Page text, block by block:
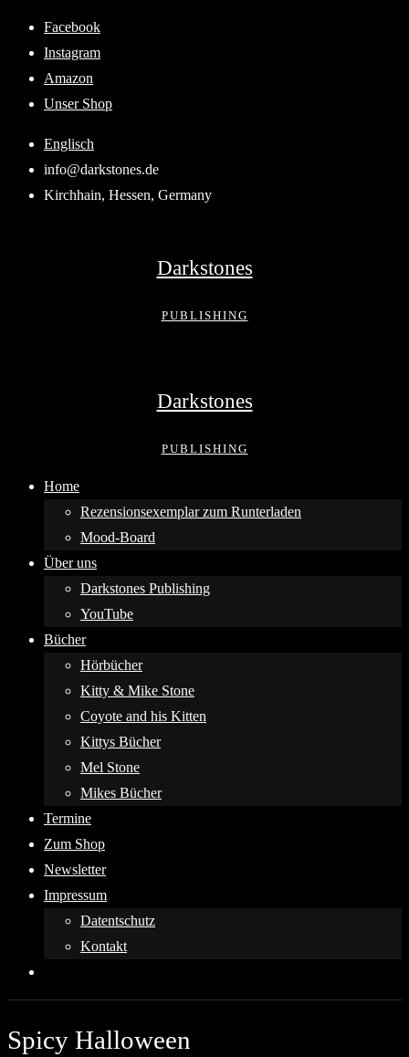
Skip
content
Facebook
Instagram
Amazon
Unser Shop
Englisch
info@darkstones.de
Kirchhain, Hessen, Germany
Darkstones
PUBLISHING
Darkstones
PUBLISHING
Home
Rezensionsexemplar zum Runterladen
Mood-Board
Über uns
Darkstones Publishing
YouTube
Bücher
Hörbücher
Kitty & Mike Stone
Coyote and his Kitten
Kittys Bücher
Mel Stone
Mikes Bücher
Termine
Zum Shop
Newsletter
Impressum
Datentschutz
Kontakt
Spicy Halloween